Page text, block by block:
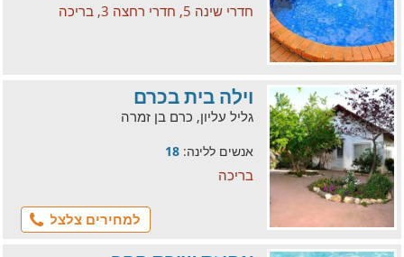
חדרי שינה 5, חדרי רחצה 3, בריכה
וילה בית בכרם
גליל עליון, כרם בן זמרה
אנשים ללינה: 18
בריכה
למחירים צלצל